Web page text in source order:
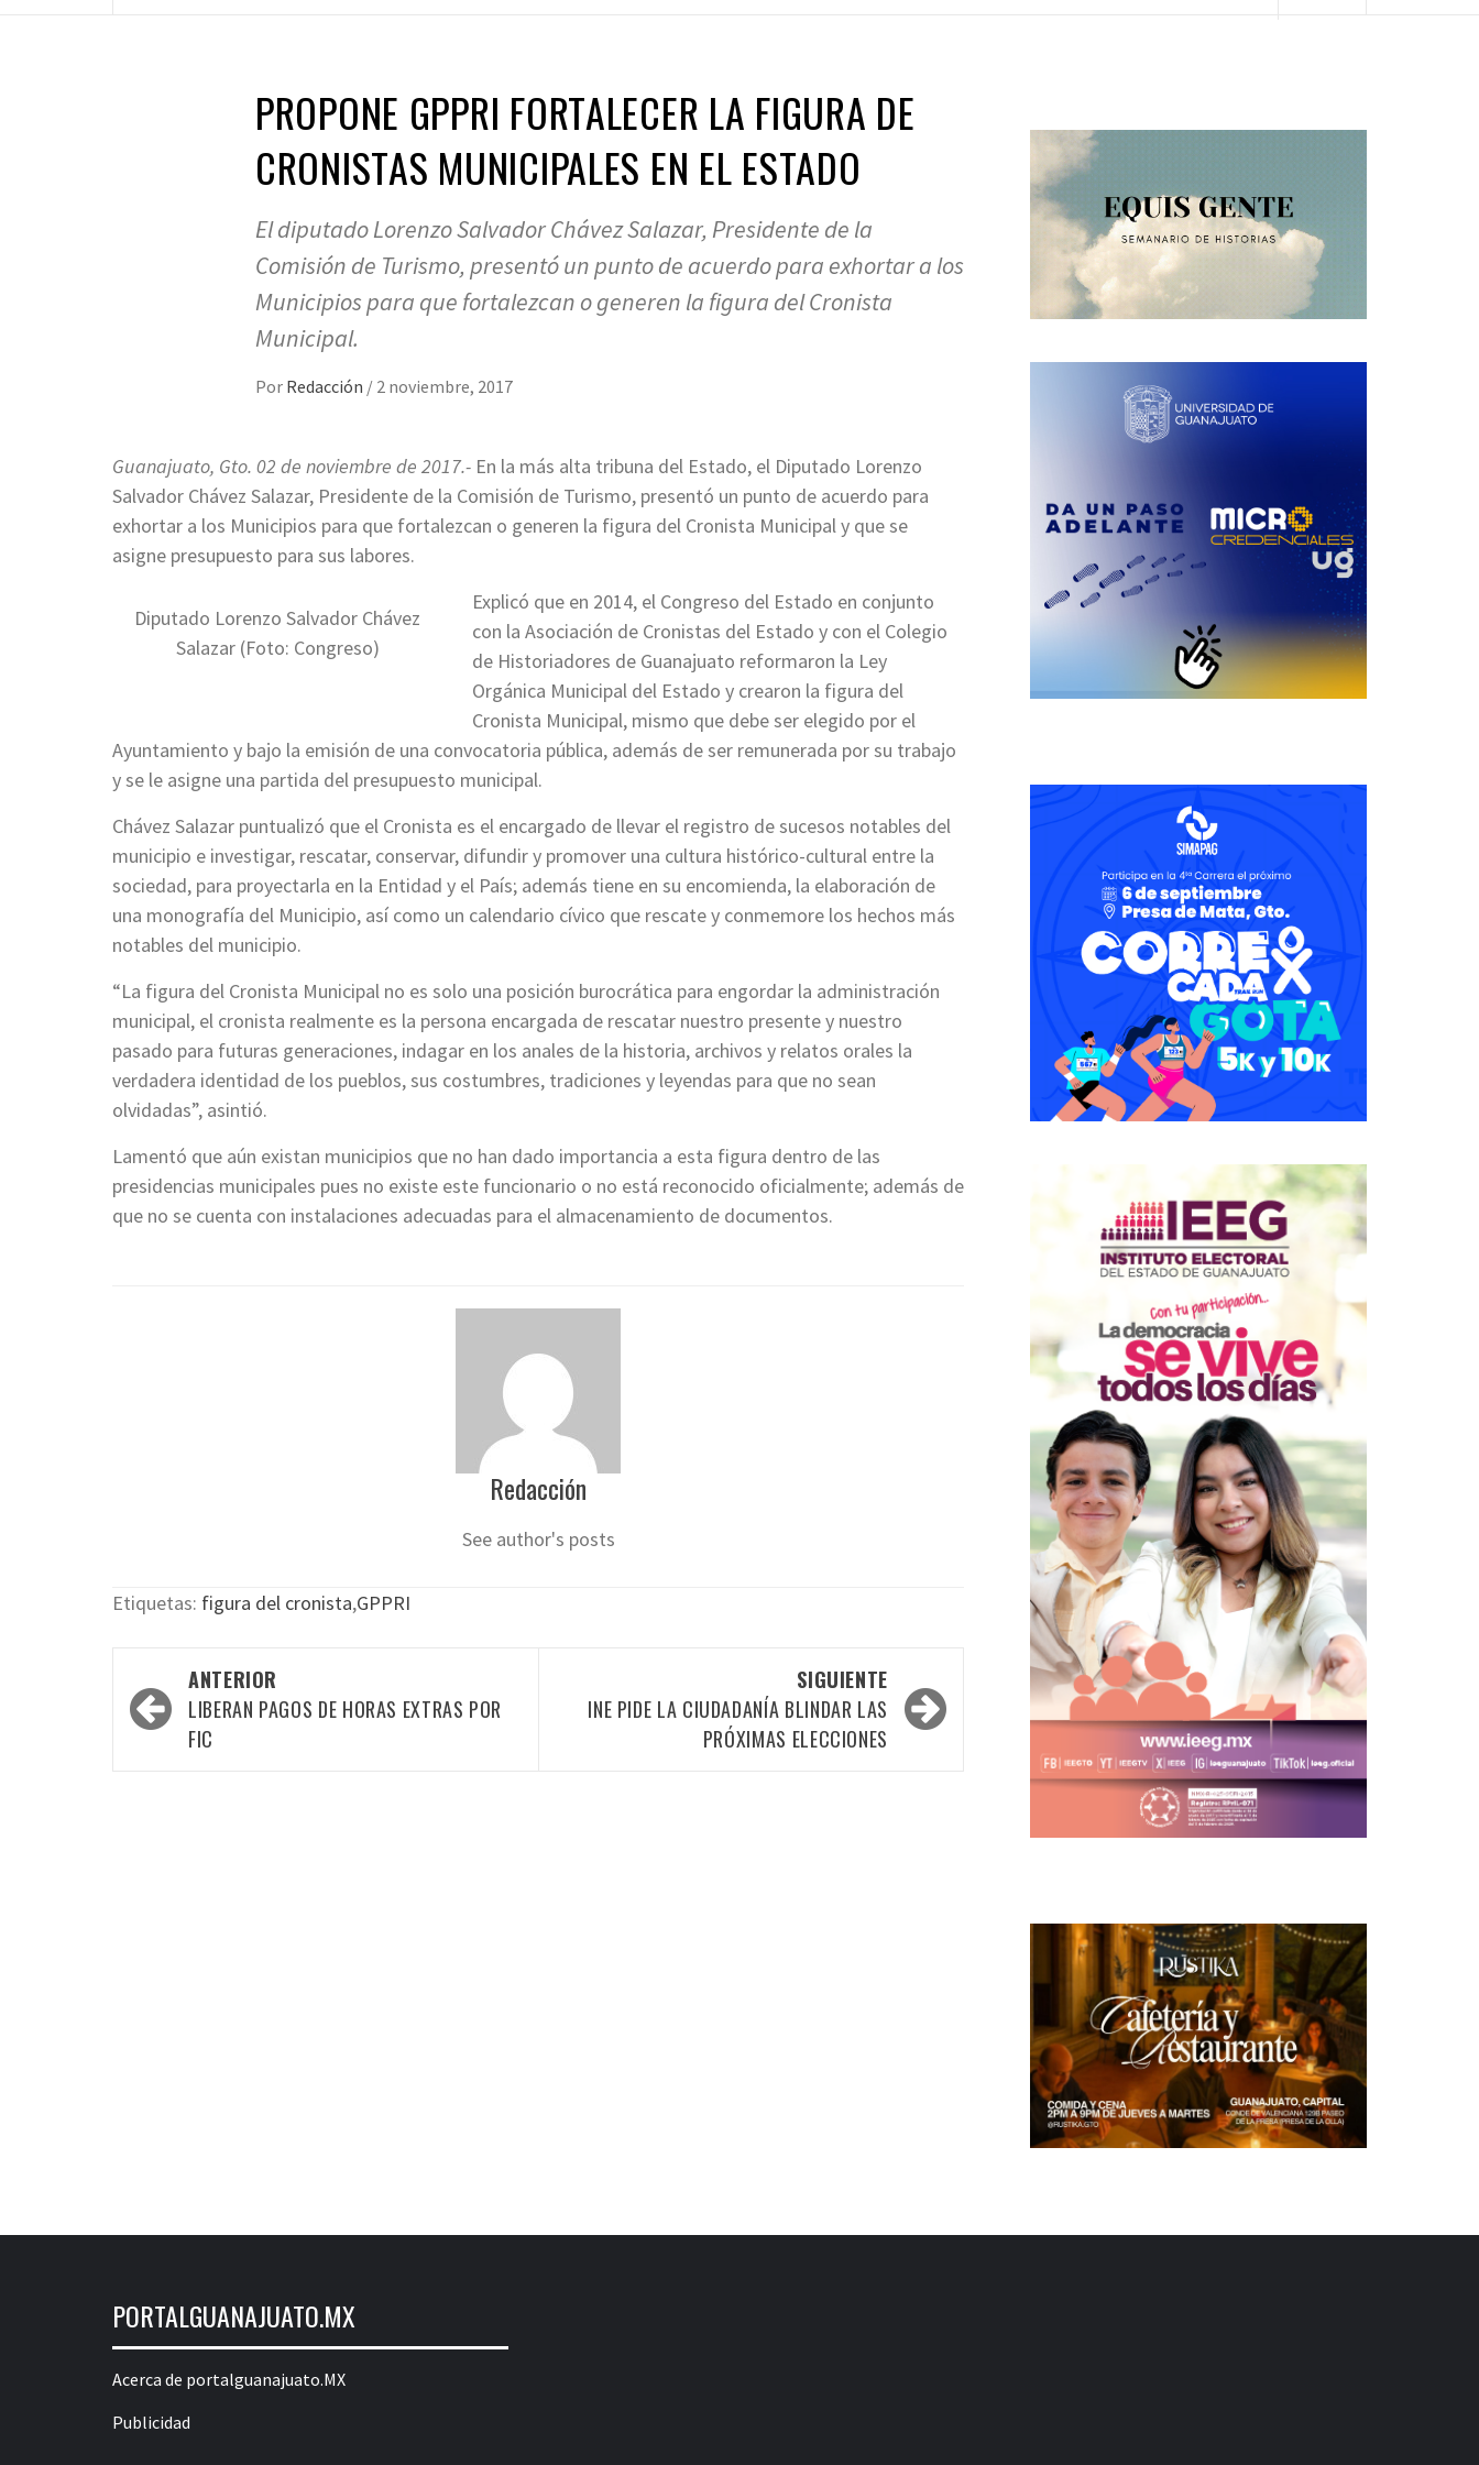
PROPONE GPPRI FORTALECER LA FIGURA DE
CRONISTAS MUNICIPALES EN EL ESTADO
El diputado Lorenzo Salvador Chávez Salazar, Presidente de la
Comisión de Turismo, presentó un punto de acuerdo para exhortar a los
Municipios para que fortalezcan o generen la figura del Cronista
Municipal.
Por Redacción / 2 noviembre, 2017
Guanajuato, Gto. 02 de noviembre de 2017.- En la más alta tribuna del Estado, el Diputado Lorenzo
Salvador Chávez Salazar, Presidente de la Comisión de Turismo, presentó un punto de acuerdo para
exhortar a los Municipios para que fortalezcan o generen la figura del Cronista Municipal y que se
asigne presupuesto para sus labores.
Diputado Lorenzo Salvador Chávez
Salazar (Foto: Congreso)
Explicó que en 2014, el Congreso del Estado en conjunto
con la Asociación de Cronistas del Estado y con el Colegio
de Historiadores de Guanajuato reformaron la Ley
Orgánica Municipal del Estado y crearon la figura del
Cronista Municipal, mismo que debe ser elegido por el
Ayuntamiento y bajo la emisión de una convocatoria pública, además de ser remunerada por su trabajo
y se le asigne una partida del presupuesto municipal.
Chávez Salazar puntualizó que el Cronista es el encargado de llevar el registro de sucesos notables del
municipio e investigar, rescatar, conservar, difundir y promover una cultura histórico-cultural entre la
sociedad, para proyectarla en la Entidad y el País; además tiene en su encomienda, la elaboración de
una monografía del Municipio, así como un calendario cívico que rescate y conmemore los hechos más
notables del municipio.
“La figura del Cronista Municipal no es solo una posición burocrática para engordar la administración
municipal, el cronista realmente es la persona encargada de rescatar nuestro presente y nuestro
pasado para futuras generaciones, indagar en los anales de la historia, archivos y relatos orales la
verdadera identidad de los pueblos, sus costumbres, tradiciones y leyendas para que no sean
olvidadas”, asintió.
Lamentó que aún existan municipios que no han dado importancia a esta figura dentro de las
presidencias municipales pues no existe este funcionario o no está reconocido oficialmente; además de
que no se cuenta con instalaciones adecuadas para el almacenamiento de documentos.
Redacción
See author's posts
Etiquetas: figura del cronista,GPPRI
Navegación
por
ANTERIOR
LIBERAN PAGOS DE HORAS EXTRAS POR
FIC
SIGUIENTE
INE PIDE LA CIUDADANÍA BLINDAR LAS
PRÓXIMAS ELECCIONES
PORTALGUANAJUATO.MX
Acerca de portalguanajuato.MX
Publicidad